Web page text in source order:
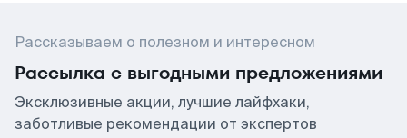
Рассказываем о полезном и интересном
Рассылка с выгодными предложениями
Эксклюзивные акции, лучшие лайфхаки,
заботливые рекомендации от экспертов